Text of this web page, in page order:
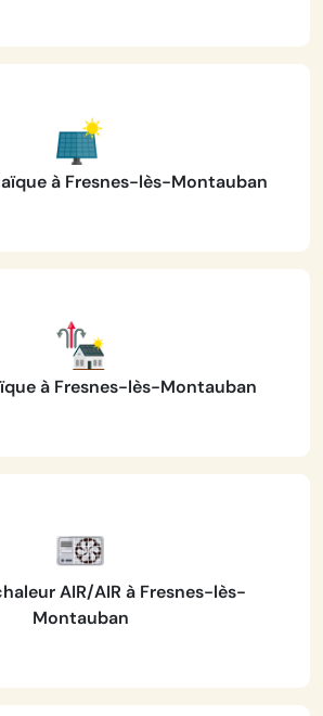
à Fresnes-lès-Montauban
à Fresnes-lès-Montauban
AIR/AIR à Fresnes-lès-
Montauban